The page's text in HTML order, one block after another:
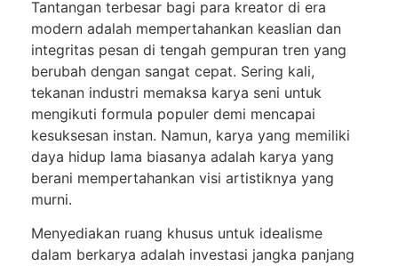
Tantangan terbesar bagi para kreator di era
modern adalah mempertahankan keaslian dan
integritas pesan di tengah gempuran tren yang
berubah dengan sangat cepat. Sering kali,
tekanan industri memaksa karya seni untuk
mengikuti formula populer demi mencapai
kesuksesan instan. Namun, karya yang memiliki
daya hidup lama biasanya adalah karya yang
berani mempertahankan visi artistiknya yang
murni.
Menyediakan ruang khusus untuk idealisme
dalam berkarya adalah investasi jangka panjang